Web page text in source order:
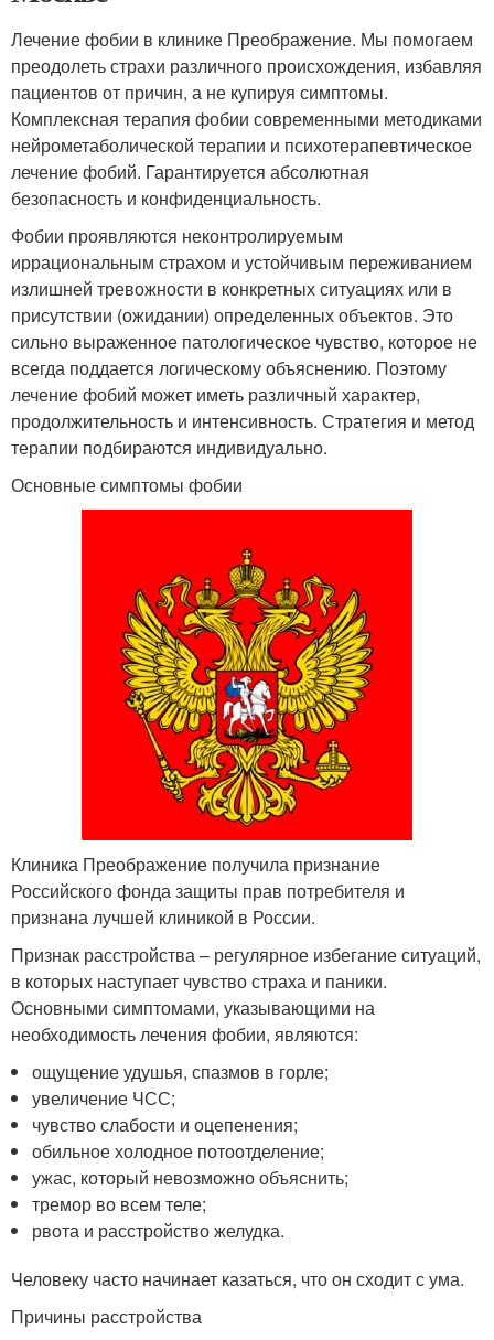
Лечение фобии в клинике Преображение. Мы помогаем
преодолеть страхи различного происхождения, избавляя
пациентов от причин, а не купируя симптомы.
Комплексная терапия фобии современными методиками
нейрометаболической терапии и психотерапевтическое
лечение фобий. Гарантируется абсолютная
безопасность и конфиденциальность.
Фобии проявляются неконтролируемым
иррациональным страхом и устойчивым переживанием
излишней тревожности в конкретных ситуациях или в
присутствии (ожидании) определенных объектов. Это
сильно выраженное патологическое чувство, которое не
всегда поддается логическому объяснению. Поэтому
лечение фобий может иметь различный характер,
продолжительность и интенсивность. Стратегия и метод
терапии подбираются индивидуально.
Основные симптомы фобии
Клиника Преображение получила признание
Российского фонда защиты прав потребителя и
признана лучшей клиникой в России.
Признак расстройства – регулярное избегание ситуаций,
в которых наступает чувство страха и паники.
Основными симптомами, указывающими на
необходимость лечения фобии, являются:
ощущение удушья, спазмов в горле;
увеличение ЧСС;
чувство слабости и оцепенения;
обильное холодное потоотделение;
ужас, который невозможно объяснить;
тремор во всем теле;
рвота и расстройство желудка.
Человеку часто начинает казаться, что он сходит с ума.
Причины расстройства